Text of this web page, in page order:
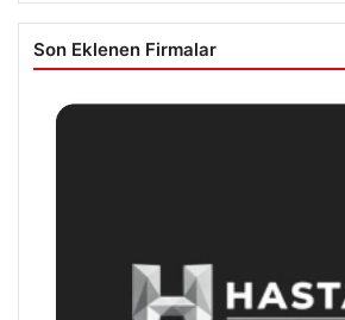
Son Eklenen Firmalar